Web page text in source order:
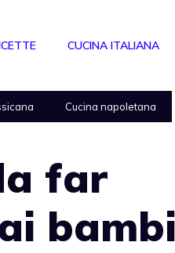
CUCINA ITALIANA
Cucina napoletana
far